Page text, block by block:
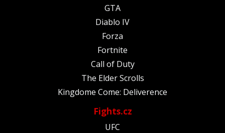
GTA
Diablo IV
Forza
Fortnite
Call of Duty
The Elder Scrolls
Kingdome Come: Deliverence
Fights.cz
UFC